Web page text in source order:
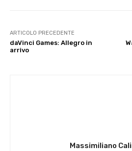
ARTICOLO PRECEDENTE
daVinci Games: Allegro in
arrivo
Massimiliano